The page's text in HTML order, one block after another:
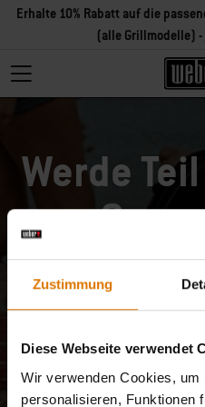
Zustimmung
Diese Webseite verwendet
Wir verwenden Cookies, um
personalisieren, Funktionen
Erhalte 10% Rabatt auf die
(alle Grillmodelle) -
Werde
Melde dich an und
erste